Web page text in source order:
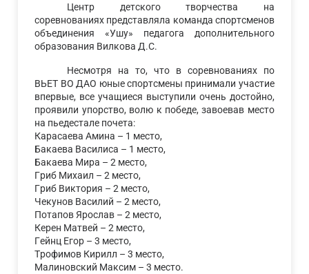
Центр детского творчества на
соревнованиях представляла команда спортсменов
объединения «Ушу» педагога дополнительного
образования Вилкова Д.С.
Несмотря на то, что в соревнованиях по
ВЬЕТ ВО ДАО юные спортсмены принимали участие
впервые, все учащиеся выступили очень достойно,
проявили упорство, волю к победе, завоевав место
на пьедестале почета:
Карасаева Амина – 1 место,
Бакаева Василиса – 1 место,
Бакаева Мира – 2 место,
Гриб Михаил – 2 место,
Гриб Виктория – 2 место,
Чекунов Василий – 2 место,
Потапов Ярослав – 2 место,
Керен Матвей – 2 место,
Гейнц Егор – 3 место,
Трофимов Кирилл – 3 место,
Малиновский Максим – 3 место.